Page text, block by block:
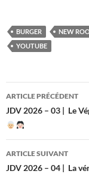
BURGER NEW
YOUTUBE
Navigation
des
articles
ARTICLE PRÉCÉDENT
JDV 2026 – 03 | Le
ARTICLE SUIVANT
JDV 2026 – 04 | La